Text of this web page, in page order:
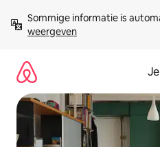
direct
naar
Sommige informatie is
weergeven